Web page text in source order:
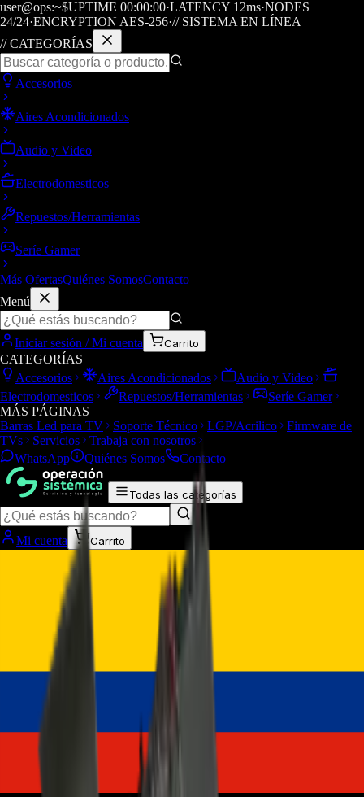
user@ops:~$UPTIME 00:00:00·LATENCY 12ms·NODES
24/24·ENCRYPTION AES-256·// SISTEMA EN LÍNEA
// CATEGORÍAS
Accesorios
Aires Acondicionados
Audio y Video
Electrodomesticos
Repuestos/Herramientas
Seríe Gamer
Más OfertasQuiénes SomosContacto
Menú
Iniciar sesión / Mi cuenta Carrito
CATEGORÍAS
Accesorios
Aires Acondicionados
Audio y Video
Electrodomesticos
Repuestos/Herramientas
Seríe Gamer
MÁS PÁGINAS
Barras Led para TV
Soporte Técnico LGP/Acrilico
Firmware de
TVs
Servicios
Trabaja con nosotros
WhatsApp
Quiénes Somos Contacto
Todas las categorías
Mi cuenta Carrito